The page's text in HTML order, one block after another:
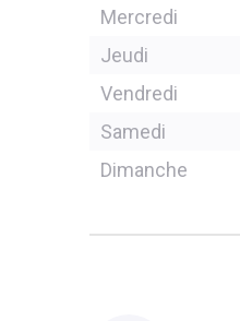
Mercredi
Jeudi
Vendredi
Samedi
Dimanche